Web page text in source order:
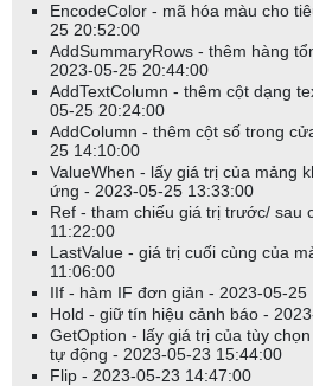
EncodeColor - mã hóa màu cho
25 20:52:00
AddSummaryRows - thêm hàng
2023-05-25 20:44:00
AddTextColumn - thêm cột dạng
05-25 20:24:00
AddColumn - thêm cột số trong
25 14:10:00
ValueWhen - lấy giá trị của mảng
ứng - 2023-05-25 13:33:00
Ref - tham chiếu giá trị trước/ sau
11:22:00
LastValue - giá trị cuối cùng của
11:06:00
IIf - hàm IF đơn giản - 2023-05-25
Hold - giữ tín hiệu cảnh báo -
GetOption - lấy giá trị của tùy
tự động - 2023-05-23 15:44:00
Flip - 2023-05-23 14:47:00